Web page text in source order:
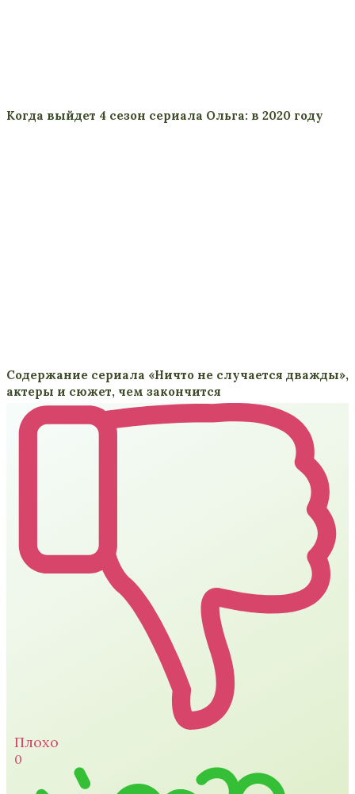
Когда выйдет 4 сезон сериала Ольга: в 2020 году
Содержание сериала «Ничто не случается дважды»,
актеры и сюжет, чем закончится
Плохо
0